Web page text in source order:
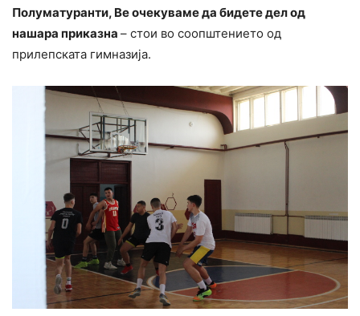
Полуматуранти, Ве очекуваме да бидете дел од
нашара приказна – стои во соопштението од
прилепската гимназија.